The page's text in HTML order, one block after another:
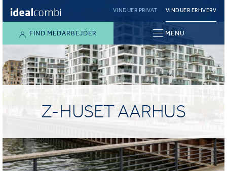
VINDUER PRIVAT VINDUER ERHVERV
FIND MEDARBEJDER MENU
Z-HUSET AARHUS